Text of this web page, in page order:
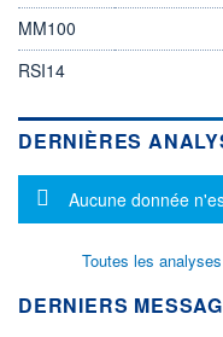
MM100
RSI14
DERNIÈRES
Message
Aucune donnée
Toutes les
DERNIERS